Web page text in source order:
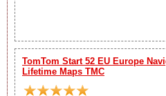
TomTom Start 52 EU Europe
Lifetime Maps TMC